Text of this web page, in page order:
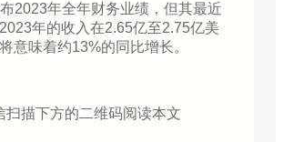
2023年全年财务业绩，但其最近
年的收入在2.65亿至2.75亿美
意味着约13%的同比增长。
扫描下方的二维码阅读本文